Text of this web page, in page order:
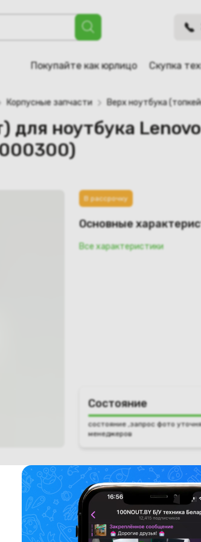
Покупайте как юрлицо Скупка
G70, G70-70, G70-80, B70, B70-70, Z70,
Корпусные запчасти Верх ноутбука
для ноутбука
В рассрочку
Основные
Все характеристики
Состояние
состояние ,запрос фото
менеджеров